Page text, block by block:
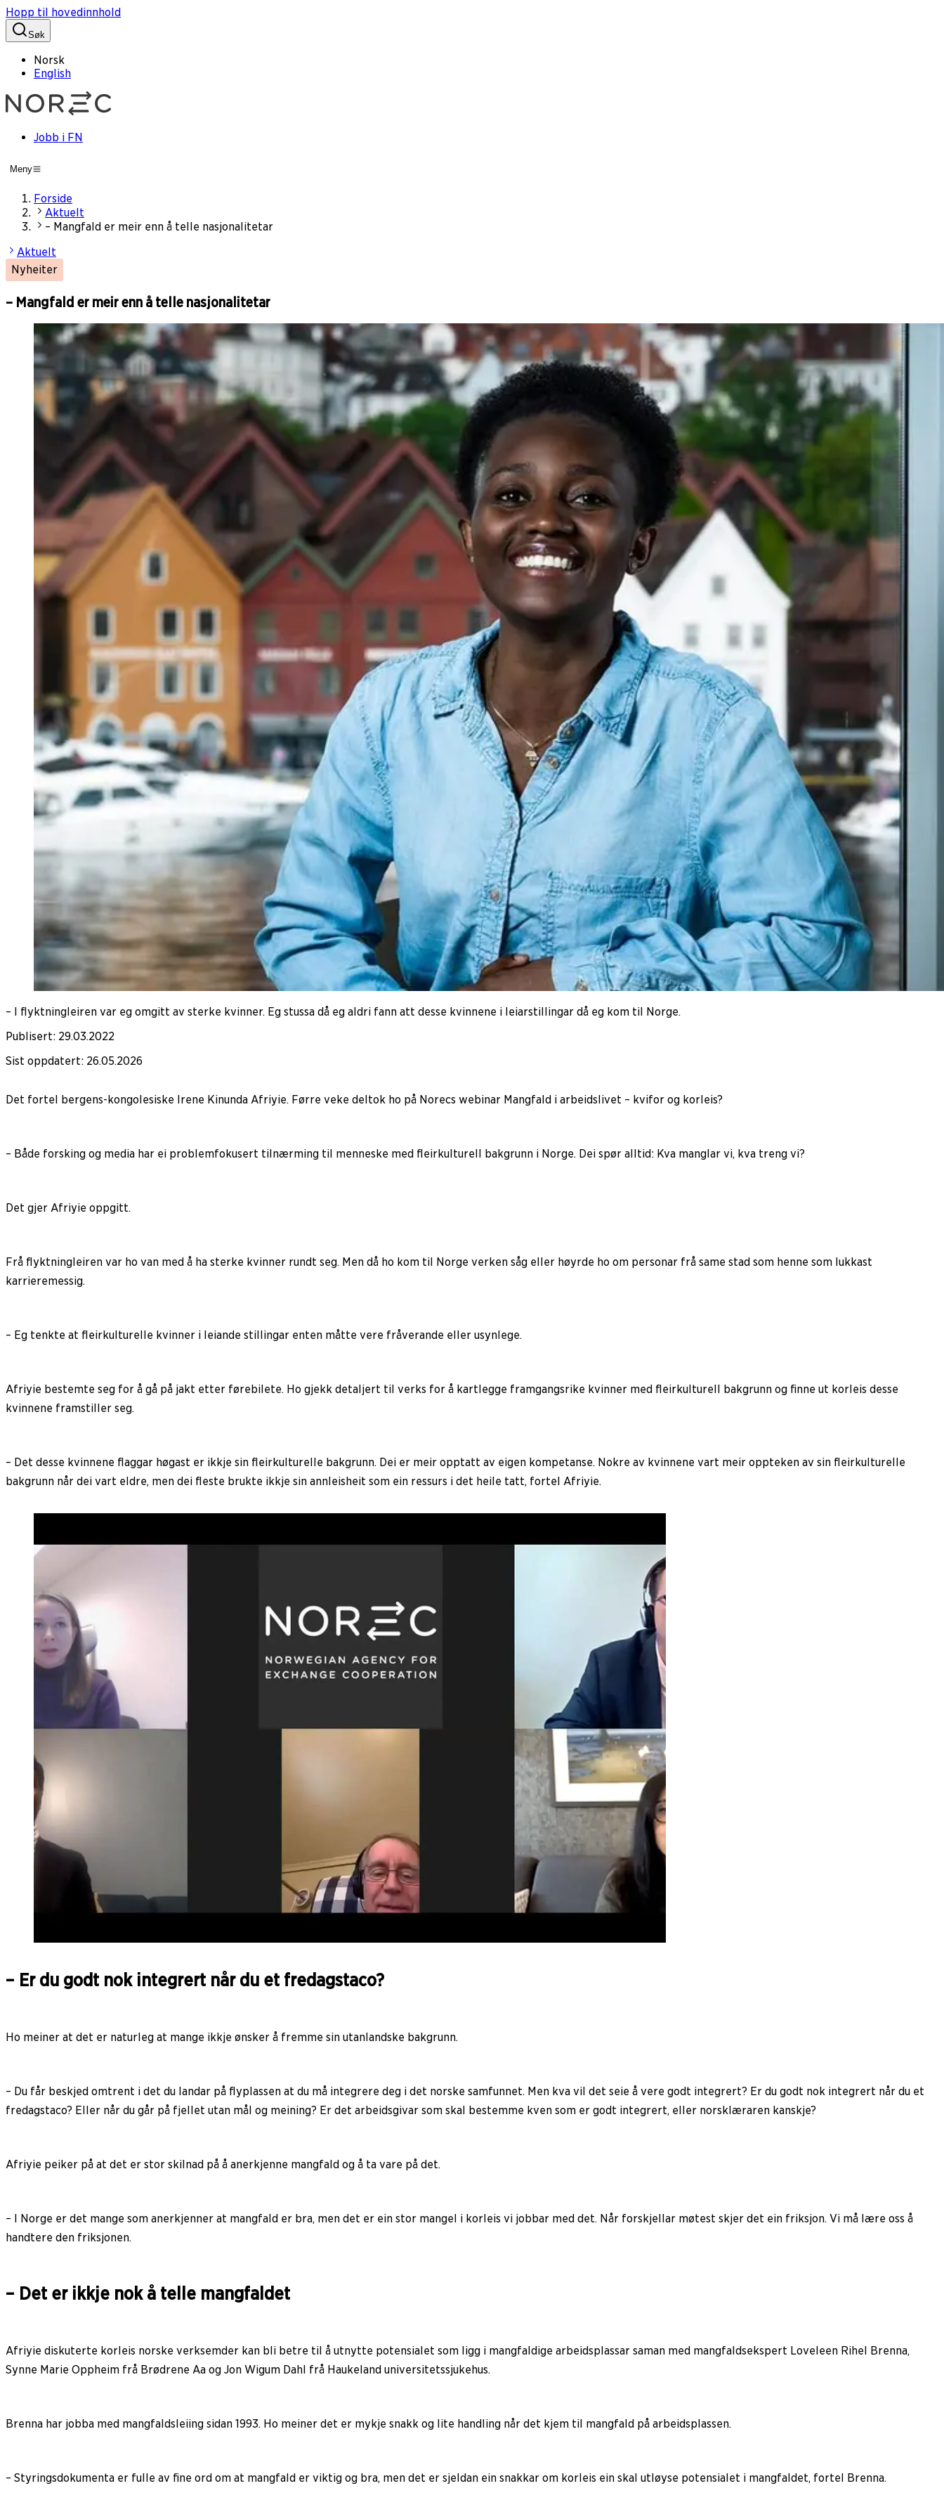
Hopp til hovedinnhold
Søk
Norsk
English
Jobb i FN
Meny
Forside
Aktuelt
– Mangfald er meir enn å telle nasjonalitetar
Aktuelt
Nyheiter
– Mangfald er meir enn å telle nasjonalitetar
– I flyktningleiren var eg omgitt av sterke kvinner. Eg stussa då eg aldri fann att desse kvinnene i leiarstillingar då eg kom til Norge.
Publisert: 29.03.2022
Sist oppdatert: 26.05.2026
Det fortel bergens-kongolesiske Irene Kinunda Afriyie. Førre veke deltok ho på Norecs webinar Mangfald i arbeidslivet – kvifor og korleis?
– Både forsking og media har ei problemfokusert tilnærming til menneske med fleirkulturell bakgrunn i Norge. Dei spør alltid: Kva manglar vi, kva treng vi?
Det gjer Afriyie oppgitt.
Frå flyktningleiren var ho van med å ha sterke kvinner rundt seg. Men då ho kom til Norge verken såg eller høyrde ho om personar frå same stad som henne som lukkast
karrieremessig.
– Eg tenkte at fleirkulturelle kvinner i leiande stillingar enten måtte vere fråverande eller usynlege.
Afriyie bestemte seg for å gå på jakt etter førebilete. Ho gjekk detaljert til verks for å kartlegge framgangsrike kvinner med fleirkulturell bakgrunn og finne ut korleis desse
kvinnene framstiller seg.
– Det desse kvinnene flaggar høgast er ikkje sin fleirkulturelle bakgrunn. Dei er meir opptatt av eigen kompetanse. Nokre av kvinnene vart meir oppteken av sin fleirkulturelle
bakgrunn når dei vart eldre, men dei fleste brukte ikkje sin annleisheit som ein ressurs i det heile tatt, fortel Afriyie.
– Er du godt nok integrert når du et fredagstaco?
Ho meiner at det er naturleg at mange ikkje ønsker å fremme sin utanlandske bakgrunn.
– Du får beskjed omtrent i det du landar på flyplassen at du må integrere deg i det norske samfunnet. Men kva vil det seie å vere godt integrert? Er du godt nok integrert når du et
fredagstaco? Eller når du går på fjellet utan mål og meining? Er det arbeidsgivar som skal bestemme kven som er godt integrert, eller norsklæraren kanskje?
Afriyie peiker på at det er stor skilnad på å anerkjenne mangfald og å ta vare på det.
– I Norge er det mange som anerkjenner at mangfald er bra, men det er ein stor mangel i korleis vi jobbar med det. Når forskjellar møtest skjer det ein friksjon. Vi må lære oss å
handtere den friksjonen.
– Det er ikkje nok å telle mangfaldet
Afriyie diskuterte korleis norske verksemder kan bli betre til å utnytte potensialet som ligg i mangfaldige arbeidsplassar saman med mangfaldsekspert Loveleen Rihel Brenna,
Synne Marie Oppheim frå Brødrene Aa og Jon Wigum Dahl frå Haukeland universitetssjukehus.
Brenna har jobba med mangfaldsleiing sidan 1993. Ho meiner det er mykje snakk og lite handling når det kjem til mangfald på arbeidsplassen.
– Styringsdokumenta er fulle av fine ord om at mangfald er viktig og bra, men det er sjeldan ein snakkar om korleis ein skal utløyse potensialet i mangfaldet, fortel Brenna.